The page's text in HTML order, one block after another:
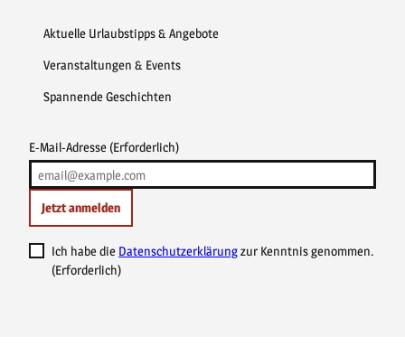
Aktuelle Urlaubstipps & Angebote
Veranstaltungen & Events
Spannende Geschichten
E-Mail-Adresse (Erforderlich)
Jetzt anmelden
Ich habe die Datenschutzerklärungzur Kenntnis genommen.
(Erforderlich)